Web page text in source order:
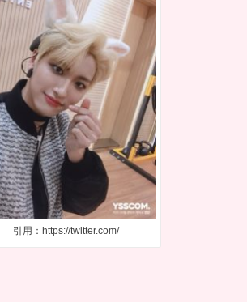
引用：https://twitter.com/